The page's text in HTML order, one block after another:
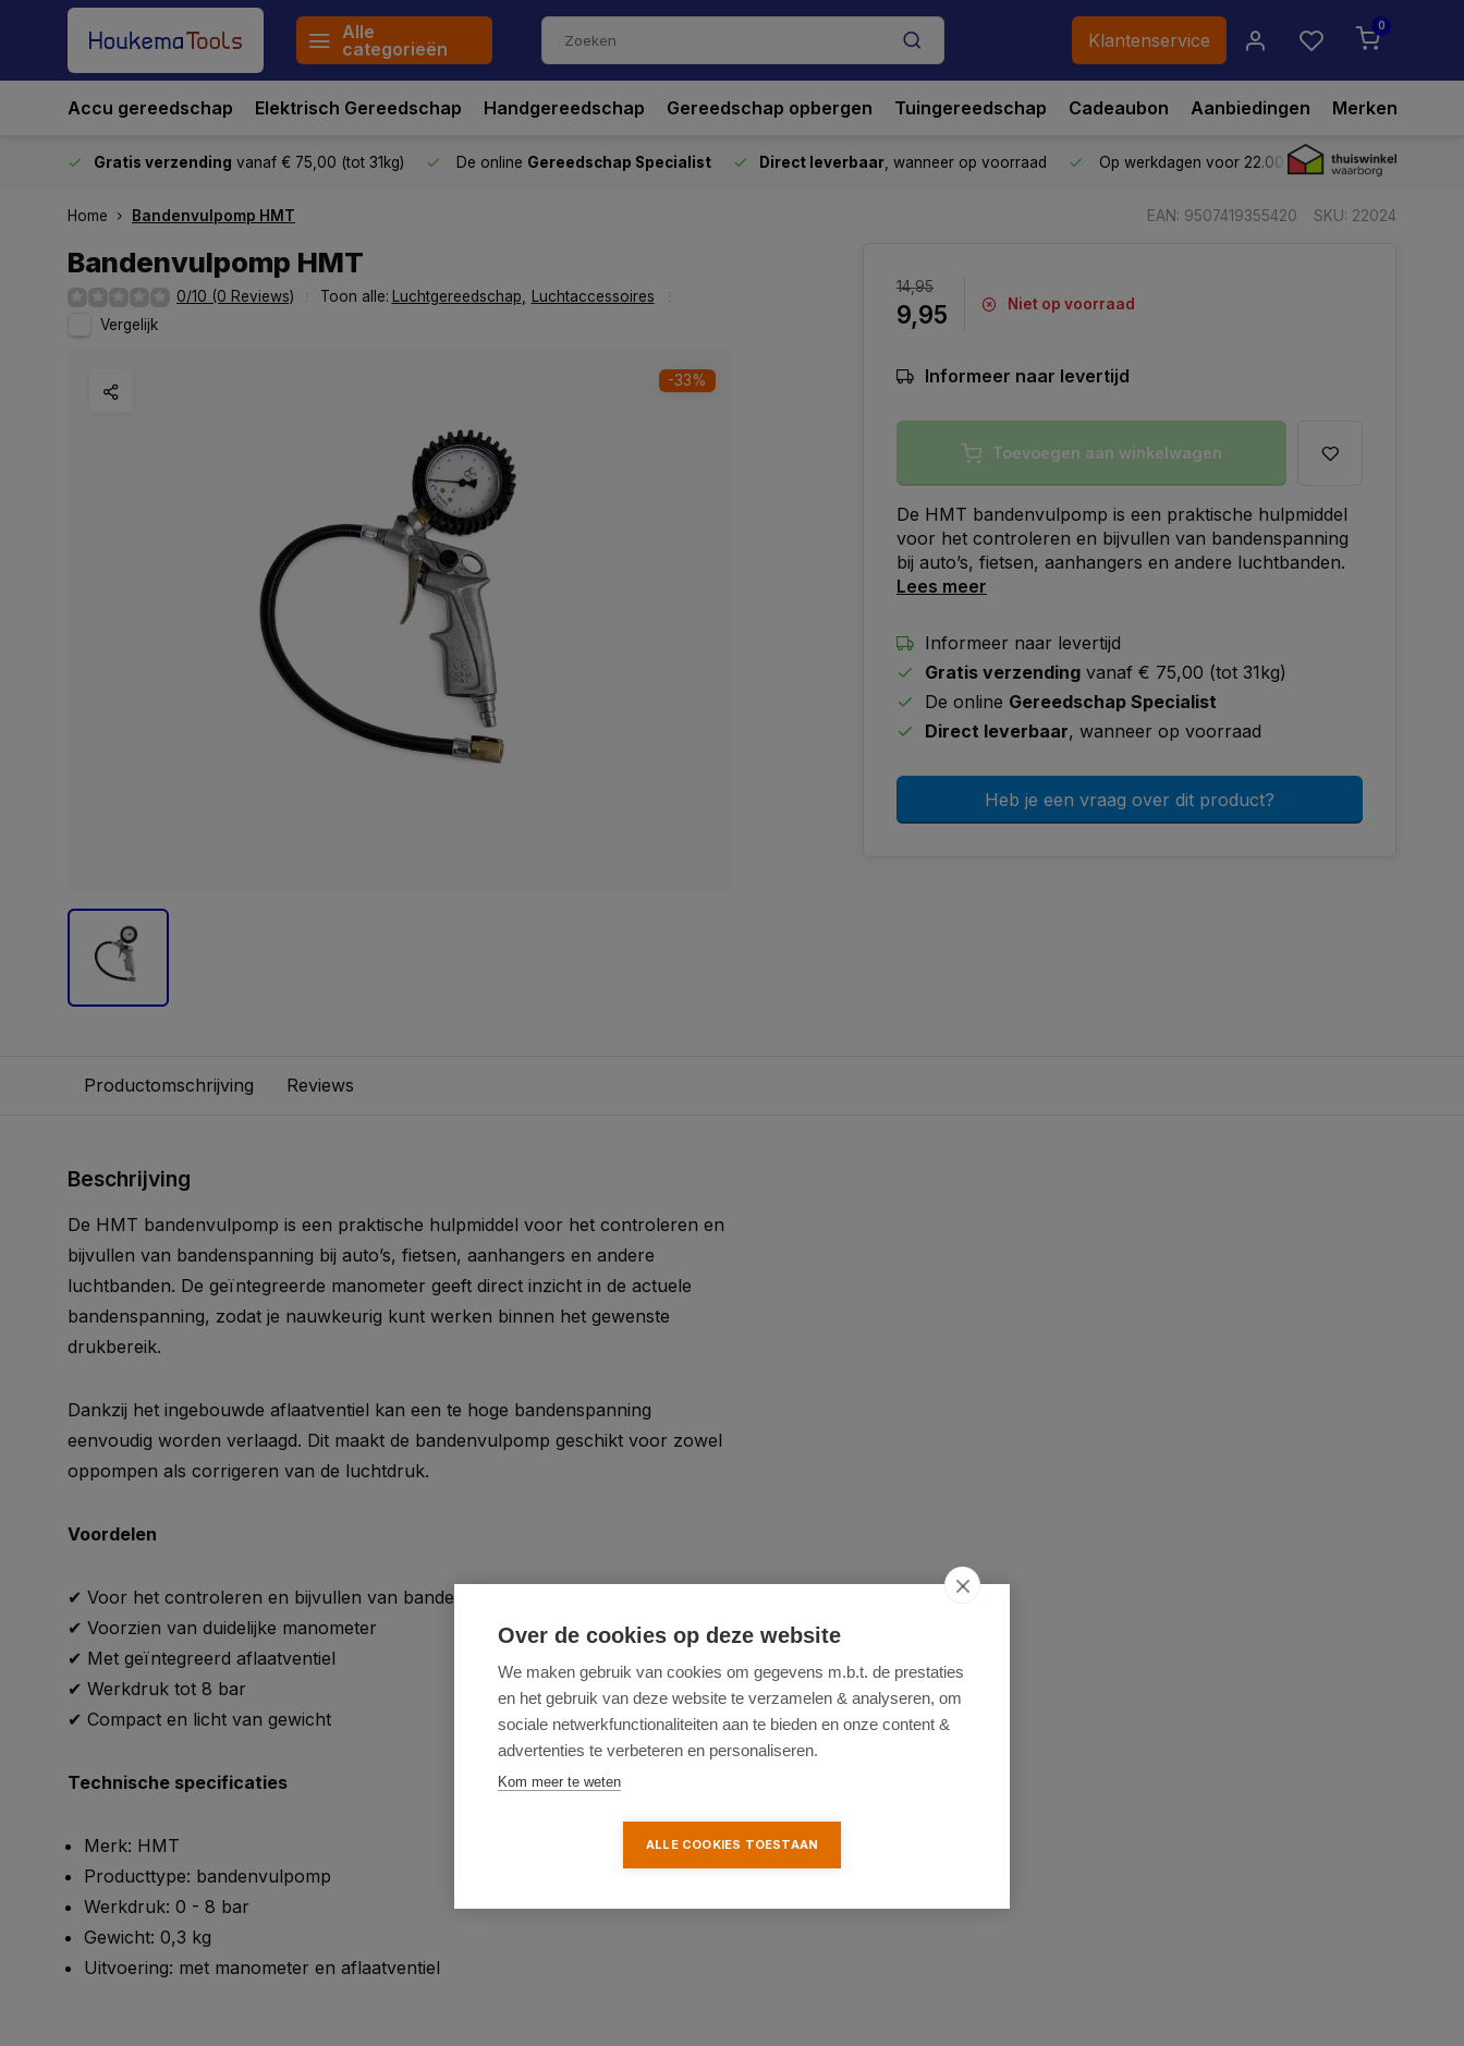
Alle
categorieën
Klantenservice
0
Accu gereedschap Elektrisch Gereedschap Handgereedschap Gereedschap opbergen Tuingereedschap Cadeaubon Aanbiedingen Merken
Gratis verzending vanaf € 75,00 (tot 31kg) De online Gereedschap Specialist Direct leverbaar , wanneer op voorraad Op werkdagen voor 22.00 uur besteld,vandaag
Home Bandenvulpomp HMT EAN: 9507419355420 SKU: 22024
Bandenvulpomp HMT
0/10 (0 Reviews) Toon alle: Luchtgereedschap
Luchtaccessoires
Vergelijk
-33%
14,95
9,95 Niet op voorraad
Informeer naar levertijd
Toevoegen aan winkelwagen
De HMT bandenvulpomp is een praktische hulpmiddel
voor het controleren en bijvullen van bandenspanning
bij auto’s, fietsen, aanhangers en andere luchtbanden.
Lees meer
Informeer naar levertijd
Gratis verzending vanaf € 75,00 (tot 31kg)
De online Gereedschap Specialist
Direct leverbaar, wanneer op voorraad
Heb je een vraag over dit product?
Productomschrijving Reviews
Beschrijving
De HMT bandenvulpomp is een praktische hulpmiddel voor het controleren en
bijvullen van bandenspanning bij auto’s, fietsen, aanhangers en andere
luchtbanden. De geïntegreerde manometer geeft direct inzicht in de actuele
bandenspanning, zodat je nauwkeurig kunt werken binnen het gewenste
drukbereik.
Dankzij het ingebouwde aflaatventiel kan een te hoge bandenspanning
eenvoudig worden verlaagd. Dit maakt de bandenvulpomp geschikt voor zowel
oppompen als corrigeren van de luchtdruk.
Voordelen
✔ Voor het controleren en bijvullen van bandenspanning
✔ Voorzien van duidelijke manometer
✔ Met geïntegreerd aflaatventiel
✔ Werkdruk tot 8 bar
✔ Compact en licht van gewicht
Technische specificaties
Merk: HMT
Producttype: bandenvulpomp
Werkdruk: 0 - 8 bar
Gewicht: 0,3 kg
Uitvoering: met manometer en aflaatventiel
Over de cookies op deze website
We maken gebruik van cookies om gegevens m.b.t. de prestaties
en het gebruik van deze website te verzamelen & analyseren, om
sociale netwerkfunctionaliteiten aan te bieden en onze content &
advertenties te verbeteren en personaliseren.
Kom meer te weten
ALLE COOKIES TOESTAAN